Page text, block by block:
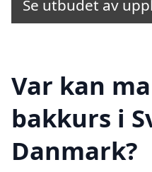
Se utbudet av
Var kan
bakkurs i
Danmark?